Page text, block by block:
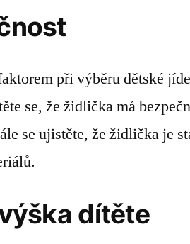
při výběru dětské
se, že židlička má
se ujistěte, že židlička je
dítěte